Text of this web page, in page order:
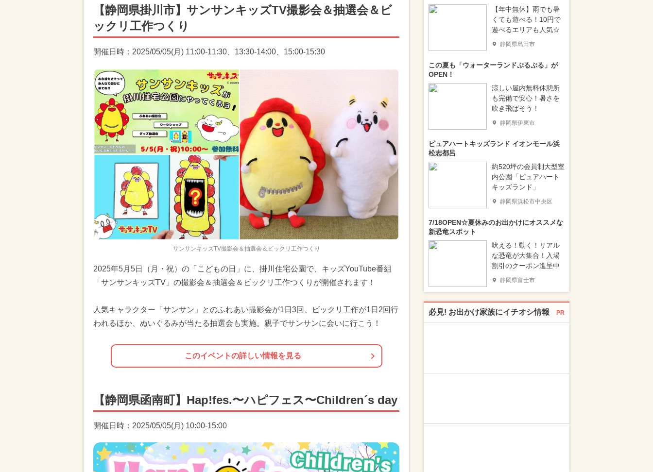
【静岡県掛川市】サンサンキッズTV撮影会＆抽選会＆ビ
ックリ工作つくり
開催日時：2025/05/05(月) 11:00-11:30、13:30-14:00、15:00-15:30
サンサンキッズTV撮影会＆抽選会＆ビックリ工作つくり
2025年5月5日（月・祝）の「こどもの日」に、掛川住宅公園で、キッズYouTube番組
「サンサンキッズTV」の撮影会＆抽選会＆ビックリ工作つくりが開催されます！
人気キャラクター「サンサン」とのふれあい撮影会が1日3回、ビックリ工作が1日2回行
われるほか、ぬいぐるみが当たる抽選会も実施。親子でサンサンに会いに行こう！
このイベントの詳しい情報を見る
【静岡県函南町】Hap!fes.〜ハピフェス〜Children´s day
開催日時：2025/05/05(月) 10:00-15:00
【年中無休】雨でも暑
くても遊べる！10円で
遊べるエリアも人気☆
静岡県島田市
この夏も「ウォーターランドぷるぷる」が
OPEN！
涼しい屋内無料休憩所
も完備で安心！暑さを
吹き飛ばそう！
静岡県伊東市
ピュアハートキッズランド イオンモール浜
松志都呂
約520坪の会員制大型室
内公園「ピュアハート
キッズランド」
静岡県浜松市中央区
7/18OPEN☆夏休みのお出かけにオススメな
新恐竜スポット
吠える！動く！リアル
な恐竜が大集合！入場
割引のクーポン進呈中
静岡県富士市
必見! お出かけ家族にイチオシ情報 PR